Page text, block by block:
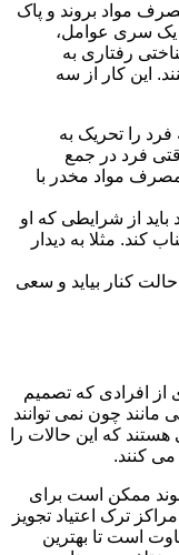
مواد بروند و پاک
یک سری عوامل،
رفتاری به
این کار از سه
را تحریک به
فرد در جمع
مواد مخدر با
باید از شرایطی که او
کند. مثلا به دیدار
حالت کنار بیاید و سعی
از افرادی که تصمیم
مانند چون نمی توانند
هستند که این حالات را
کنند.
ممکن است برای
ترک اعتیاد تجویز
است تا بهترین